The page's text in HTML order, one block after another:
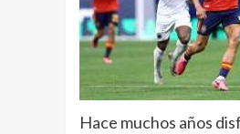
Hace muchos años